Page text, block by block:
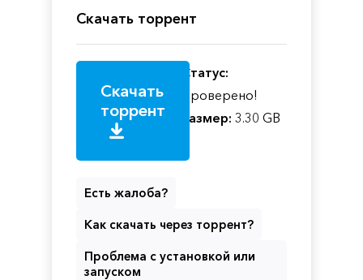
Скачать торрент
Скачать
торрент
Статус:
Проверено!
Размер: 3.30 GB
Есть жалоба?
Как скачать через торрент?
Проблема с установкой или
запуском